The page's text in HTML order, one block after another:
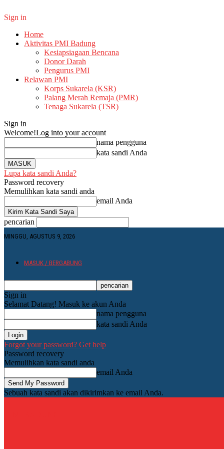
Sign in
Home
Aktivitas PMI Badung
Kesiapsiagaan Bencana
Donor Darah
Pengurus PMI
Relawan PMI
Korps Sukarela (KSR)
Palang Merah Remaja (PMR)
Tenaga Sukarela (TSR)
Sign in
Welcome!Log into your account
nama pengguna
kata sandi Anda
Lupa kata sandi Anda?
Password recovery
Memulihkan kata sandi anda
email Anda
pencarian
MINGGU, AGUSTUS 9, 2026
MASUK / BERGABUNG
Sign in
Selamat Datang! Masuk ke akun Anda
nama pengguna
kata sandi Anda
Forgot your password? Get help
Password recovery
Memulihkan kata sandi anda
email Anda
Sebuah kata sandi akan dikirimkan ke email Anda.